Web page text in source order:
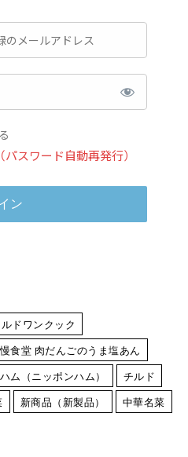
スワード自動再発行）
ドワンクック
食堂 肉だんごのうま塩あん
ム（ニッポンハム）
チルド
新商品（新製品）
中華名菜